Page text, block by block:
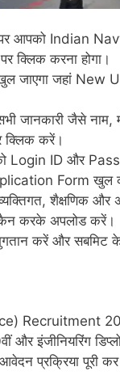
पर आपको Indian
क्लिक करना होगा।
जाएगा जहां New
जानकारी जैसे
क्लिक करें।
Login ID और
Form खुल
शैक्षणिक और
करके अपलोड करें।
करें और सबमिट के
इंजीनियरिंग
प्रक्रिया पूरी